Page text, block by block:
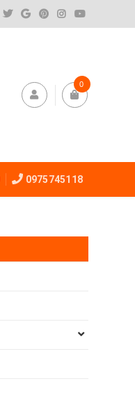
0
0975745118